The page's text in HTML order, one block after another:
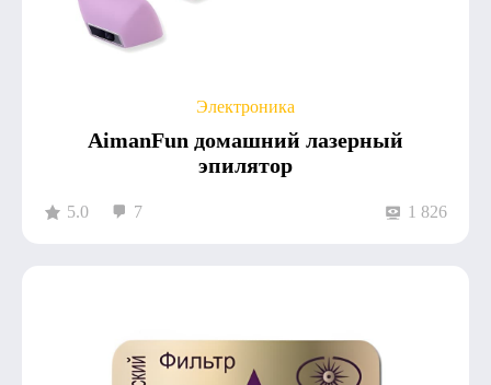
Электроника
AimanFun домашний лазерный
эпилятор
5.0 7 1 826